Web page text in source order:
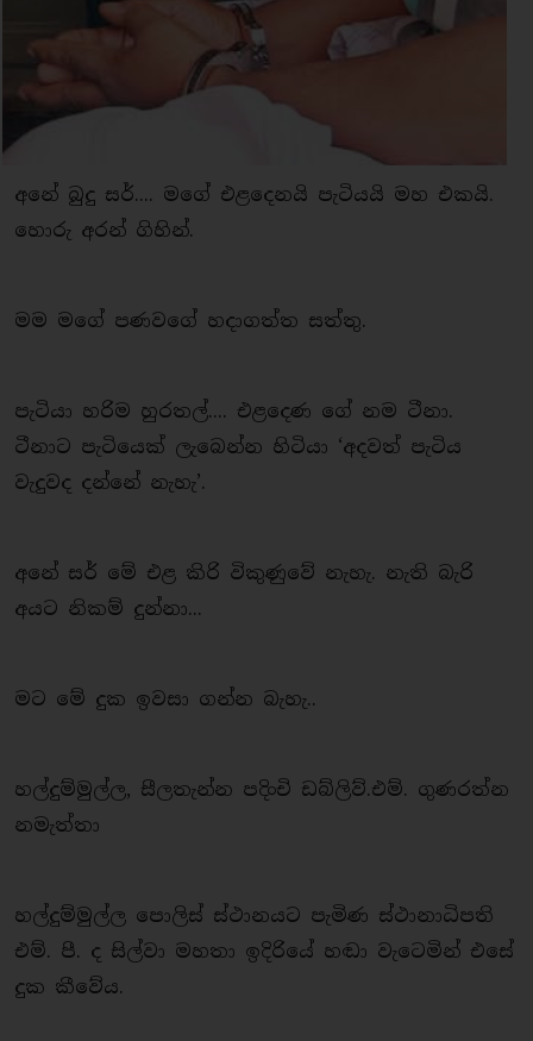
අනේ බුදු සර්.... මගේ එළදෙනයි පැටියයි මහ එකයි.
හොරු අරන් ගිහින්.
මම මගේ පණවගේ හදාගත්ත සත්තු.
පැටියා හරිම හුරතල්.... එළදෙණ ගේ නම ටීනා.
ටීනාට පැටියෙක් ලැබෙන්න හිටියා ‘අදවත් පැටිය
වැදුවද දන්නේ නැහැ’.
අනේ සර් මේ එළ කිරි විකුණුවේ නැහැ. නැති බැරි
අයට නිකම් දුන්නා...
මට මේ දුක ඉවසා ගන්න බැහැ..
හල්දුම්මුල්ල, සීලතැන්න පදිංචි ඩබ්ලිව්.එම්. ගුණරත්න
නමැත්තා
හල්දුම්මුල්ල පොලිස් ස්ථානයට පැමිණ ස්ථානාධිපති
එම්. පී. ද සිල්වා මහතා ඉදිරියේ හඬා වැටෙමින් එසේ
දුක කීවේය.